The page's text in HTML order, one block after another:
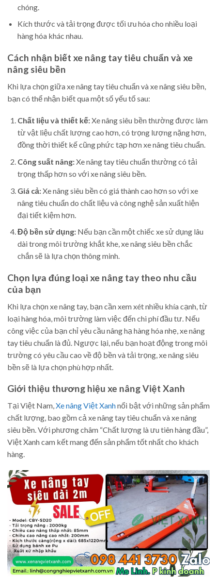
chóng.
Kích thước và tải trọng được tối ưu hóa cho nhiều loại
hàng hóa khác nhau.
Cách nhận biết xe nâng tay tiêu chuẩn và xe
nâng siêu bền
Khi lựa chọn giữa xe nâng tay tiêu chuẩn và xe nâng siêu bền,
bạn có thể nhận biết qua một số yếu tố sau:
Chất liệu và thiết kế:Xe nâng siêu bền thường được làm
từ vật liệu chất lượng cao hơn, có trọng lượng nặng hơn,
đồng thời thiết kế cũng phức tạp hơn xe nâng tiêu chuẩn.
Công suất nâng:Xe nâng tay tiêu chuẩn thường có tải
trọng thấp hơn so với xe nâng siêu bền.
Giá cả:Xe nâng siêu bền có giá thành cao hơn so với xe
nâng tiêu chuẩn do chất liệu và công nghệ sản xuất hiện
đại tiết kiệm hơn.
Độ bền sử dụng:Nếu bạn cần một chiếc xe sử dụng lâu
dài trong môi trường khắt khe, xe nâng siêu bền chắc
chắn sẽ là lựa chọn thông minh.
Chọn lựa đúng loại xe nâng tay theo nhu cầu
của bạn
Khi lựa chọn xe nâng tay, bạn cần xem xét nhiều khía cạnh, từ
loại hàng hóa, môi trường làm việc đến chi phí đầu tư. Nếu
công việc của bạn chỉ yêu cầu nâng hạ hàng hóa nhẹ, xe nâng
tay tiêu chuẩn là đủ. Ngược lại, nếu bạn hoạt động trong môi
trường có yêu cầu cao về độ bền và tải trọng, xe nâng siêu
bền sẽ là lựa chọn phù hợp nhất.
Giới thiệu thương hiệu xe nâng Việt Xanh
Tại Việt Nam,Xe nâng Việt Xanhnổi bật với những sản phẩm
chất lượng, bao gồm cả xe nâng tay tiêu chuẩn và xe nâng
siêu bền. Với phương châm “Chất lượng là ưu tiên hàng đầu”,
Việt Xanh cam kết mang đến sản phẩm tốt nhất cho khách
hàng.